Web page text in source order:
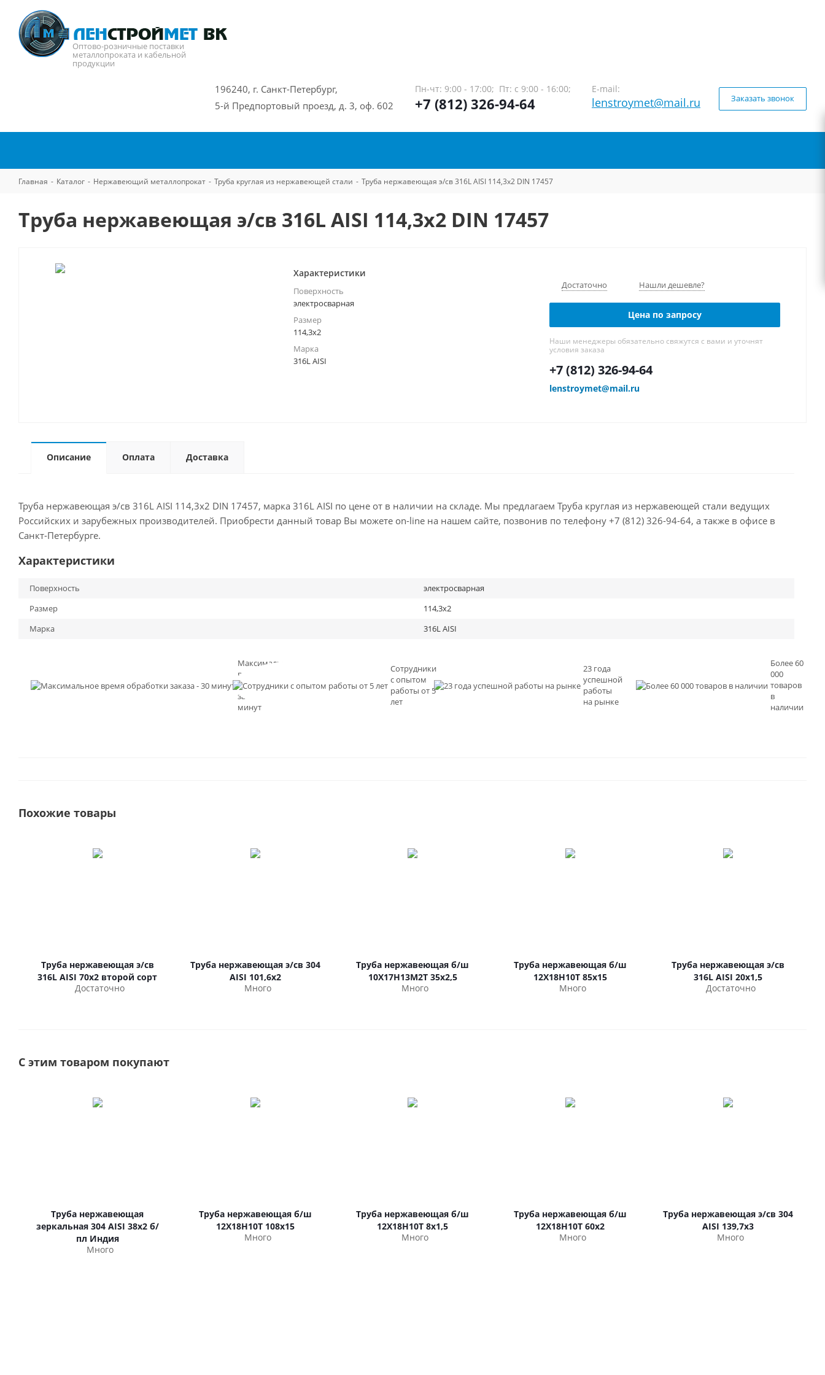
Оптово-розничные поставки
металлопроката и кабельной
продукции
196240, г. Санкт-Петербург,
5-й Предпортовый проезд, д. 3, оф. 602
Пн-чт: 9:00 - 17:00; Пт: с 9:00 - 16:00;
+7 (812) 326-94-64
E-mail:
lenstroymet@mail.ru Заказать звонок
Главная - Каталог - Нержавеющий металлопрокат - Труба круглая из нержавеющей стали - Труба нержавеющая э/св 316L AISI 114,3х2 DIN 17457
Труба нержавеющая э/св 316L AISI 114,3х2 DIN 17457
Характеристики
Поверхность
электросварная
Размер
114,3х2
Марка
316L AISI
Достаточно Нашли дешевле?
Цена по запросу
Наши менеджеры обязательно свяжутся с вами и уточнят
условия заказа
+7 (812) 326-94-64
lenstroymet@mail.ru
Описание Оплата Доставка
Труба нержавеющая э/св 316L AISI 114,3х2 DIN 17457, марка 316L AISI по цене от в наличии на складе. Мы предлагаем Труба круглая из нержавеющей стали ведущих
Российских и зарубежных производителей. Приобрести данный товар Вы можете on-line на нашем сайте, позвонив по телефону +7 (812) 326-94-64, а также в офисе в
Санкт-Петербурге.
Характеристики
Поверхность
электросварная
Размер
114,3х2
Марка
316L AISI
Максимальное
время
обработки
заказа - 30
минут
Сотрудники
с опытом
работы от 5
лет
23 года
успешной
работы
на рынке
Более 60
000
товаров
в
наличии
Похожие товары
Труба нержавеющая э/св
316L AISI 70х2 второй сорт
Достаточно
Труба нержавеющая э/св 304
AISI 101,6х2
Много
Труба нержавеющая б/ш
10Х17Н13М2Т 35х2,5
Много
Труба нержавеющая б/ш
12Х18Н10Т 85х15
Много
Труба нержавеющая э/св
316L AISI 20х1,5
Достаточно
С этим товаром покупают
Труба нержавеющая
зеркальная 304 AISI 38х2 б/
пл Индия
Много
Труба нержавеющая б/ш
12Х18Н10Т 108х15
Много
Труба нержавеющая б/ш
12Х18Н10Т 8х1,5
Много
Труба нержавеющая б/ш
12Х18Н10Т 60х2
Много
Труба нержавеющая э/св 304
AISI 139,7х3
Много